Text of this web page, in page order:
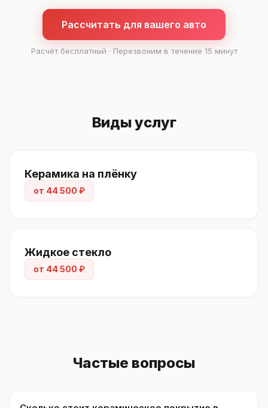
Керамическое покрытие автомобиля в СПб — цены
Услуга
Класс III
Для нового авто
от 55 500 ₽
Рассчитать для вашего авто
Расчёт бесплатный · Перезвоним в течение 15 минут
Виды услуг
Керамика на плёнку
от 44 500 ₽
Жидкое стекло
от 44 500 ₽
Частые вопросы